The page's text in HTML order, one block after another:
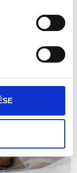
válaszd az
értékesítő